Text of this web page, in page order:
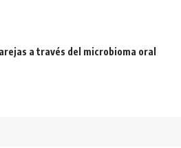
a través del microbioma oral